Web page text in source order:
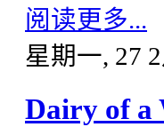
阅读更多...
星期一, 27
Dairy of a